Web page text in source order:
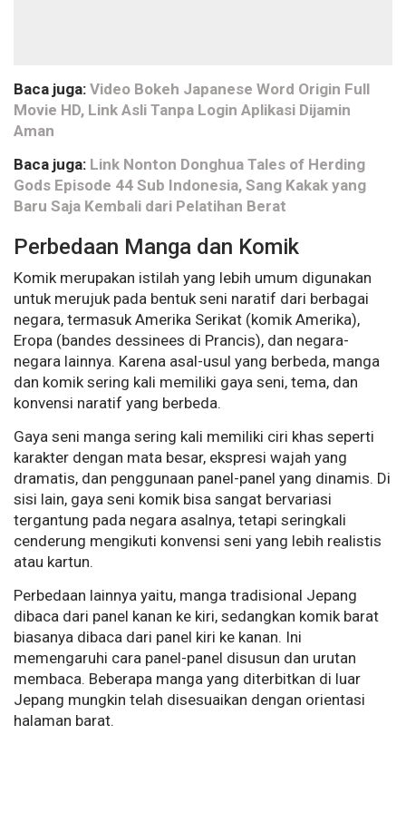
Baca juga: Video Bokeh Japanese Word Origin Full
Movie HD, Link Asli Tanpa Login Aplikasi Dijamin
Aman
Baca juga: Link Nonton Donghua Tales of Herding
Gods Episode 44 Sub Indonesia, Sang Kakak yang
Baru Saja Kembali dari Pelatihan Berat
Perbedaan Manga dan Komik
Komik merupakan istilah yang lebih umum digunakan
untuk merujuk pada bentuk seni naratif dari berbagai
negara, termasuk Amerika Serikat (komik Amerika),
Eropa (bandes dessinees di Prancis), dan negara-
negara lainnya. Karena asal-usul yang berbeda, manga
dan komik sering kali memiliki gaya seni, tema, dan
konvensi naratif yang berbeda.
Gaya seni manga sering kali memiliki ciri khas seperti
karakter dengan mata besar, ekspresi wajah yang
dramatis, dan penggunaan panel-panel yang dinamis. Di
sisi lain, gaya seni komik bisa sangat bervariasi
tergantung pada negara asalnya, tetapi seringkali
cenderung mengikuti konvensi seni yang lebih realistis
atau kartun.
Perbedaan lainnya yaitu, manga tradisional Jepang
dibaca dari panel kanan ke kiri, sedangkan komik barat
biasanya dibaca dari panel kiri ke kanan. Ini
memengaruhi cara panel-panel disusun dan urutan
membaca. Beberapa manga yang diterbitkan di luar
Jepang mungkin telah disesuaikan dengan orientasi
halaman barat.